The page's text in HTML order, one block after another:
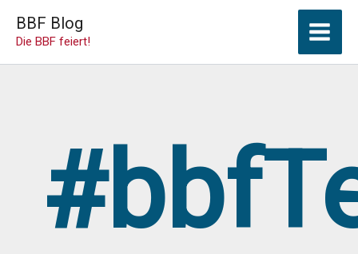
InhaltBBF Blog
Die BBF feiert!